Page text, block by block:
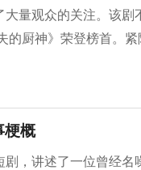
量观众的关注。该剧
厨神》荣登榜首。
梗概
，讲述了一位曾经